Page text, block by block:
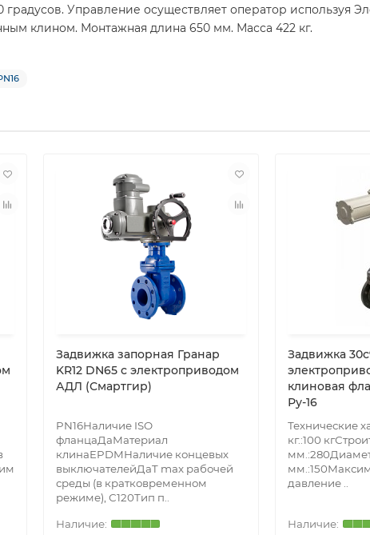
Управление осуществляет оператор используя
клином. Монтажная длина 650 мм. Масса 422 кг.
Задвижка запорная Гранар
KR12 DN65 с электроприводом
АДЛ (Смартгир)
PN16Наличие ISO
фланцаДаМатериал
клинаEPDMНаличие концевых
выключателейДаT max рабочей
среды (в кратковременном
режиме), С120Тип п..
Задвижка
клиновая
Ру-16
Технические
кг.:100
давление ..